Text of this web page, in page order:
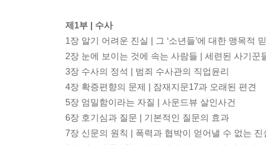
제1부 | 수사
1장 알기 어려운 진실 | 그 ‘소년들’에 대한 맹목적
2장 눈에 보이는 것에 속는 사람들 | 세련된 사기꾼
3장 수사의 정석 | 범죄 수사관의 직업윤리
4장 확증편향의 문제 | 잠재지문17과 오래된 편견
5장 엄밀함이라는 자질 | 사운드뷰 살인사건
6장 호기심과 질문 | 기본적인 질문의 효과
7장 신문의 원칙 | 폭력과 협박이 얻어낼 수 없는 진